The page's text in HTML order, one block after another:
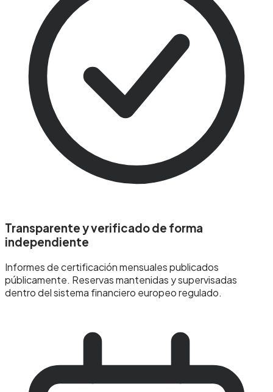
Transparente y verificado de forma
independiente
Informes de certificación mensuales publicados
públicamente. Reservas mantenidas y supervisadas
dentro del sistema financiero europeo regulado.